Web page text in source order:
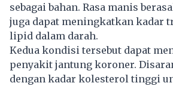
sebagai bahan. Rasa manis
juga dapat meningkatkan kadar
lipid dalam darah.
Kedua kondisi tersebut dapat
penyakit jantung koroner.
dengan kadar kolesterol tinggi